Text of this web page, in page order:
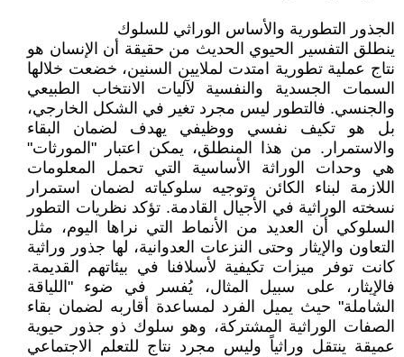
الجذور التطورية والأساس الوراثي للسلوك
ينطلق التفسير الحيوي الحديث من حقيقة أن الإنسان هو
نتاج عملية تطورية امتدت لملايين السنين، خضعت خلالها
السمات الجسدية والنفسية لآليات الانتخاب الطبيعي
والجنسي. فالتطور ليس مجرد تغير في الشكل الخارجي،
بل هو تكيف نفسي ووظيفي يهدف لضمان البقاء
والاستمرار. من هذا المنطلق، يمكن اعتبار "المورثات"
هي وحدات الوراثة الأساسية التي تحمل المعلومات
اللازمة لبناء الكائن وتوجيه سلوكياته لضمان استمرار
نسخته الوراثية في الأجيال القادمة. تؤكد نظريات التطور
السلوكي أن العديد من الأنماط التي نراها اليوم، مثل
التعاون والإيثار وحتى النزعات العدوانية، لها جذور وراثية
كانت توفر ميزات تكيفية لأسلافنا في بيئاتهم القديمة.
فالإيثار، على سبيل المثال، يُفسر في ضوء "اللياقة
الشاملة" حيث يميل الفرد لمساعدة أقاربه لضمان بقاء
الصفات الوراثية المشتركة، وهو سلوك ذو جذور حيوية
عميقة ينتقل وراثياً وليس مجرد نتاج للتعلم الاجتماعي